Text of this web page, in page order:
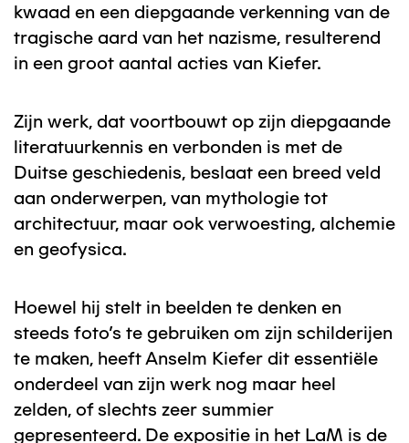
kwaad en een diepgaande verkenning van de
tragische aard van het nazisme, resulterend
in een groot aantal acties van Kiefer.
Zijn werk, dat voortbouwt op zijn diepgaande
literatuurkennis en verbonden is met de
Duitse geschiedenis, beslaat een breed veld
aan onderwerpen, van mythologie tot
architectuur, maar ook verwoesting, alchemie
en geofysica.
Hoewel hij stelt in beelden te denken en
steeds foto's te gebruiken om zijn schilderijen
te maken, heeft Anselm Kiefer dit essentiële
onderdeel van zijn werk nog maar heel
zelden, of slechts zeer summier
gepresenteerd. De expositie in het LaM is de